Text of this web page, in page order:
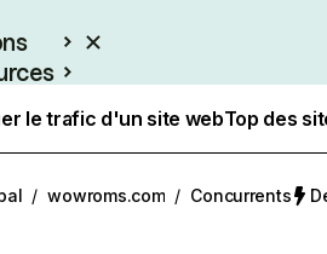
le trafic d'un site webTop des
/ wowroms.com / Concurrents